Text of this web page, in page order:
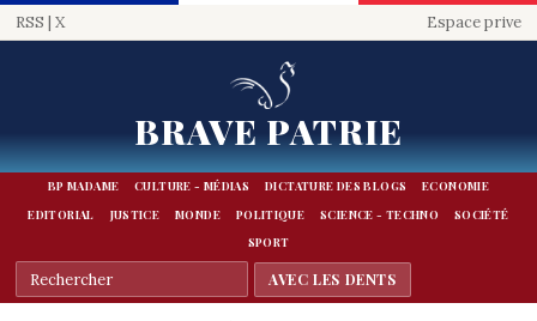
RSS | X Espace prive
BRAVE PATRIE
BP MADAME CULTURE - MÉDIAS DICTATURE DES BLOGS
ECONOMIE
EDITORIAL
JUSTICE MONDE POLITIQUE SCIENCE - TECHNO
SOCIÉTÉ
SPORT